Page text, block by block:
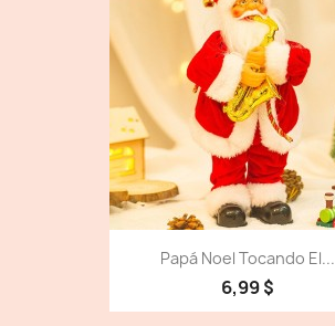
Papá Noel Tocando El...
6,99 $